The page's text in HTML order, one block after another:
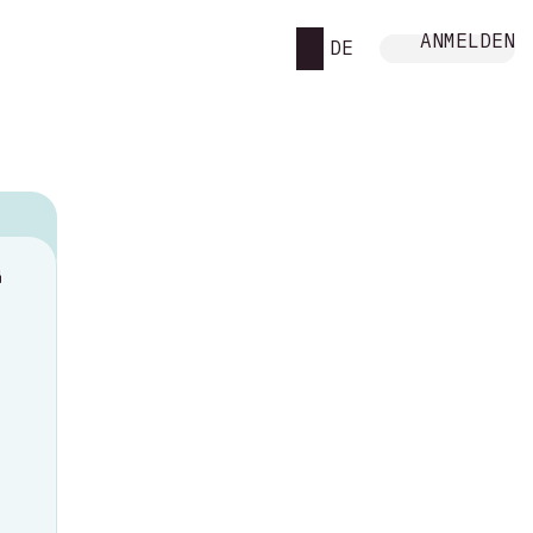
DE ANMELDEN